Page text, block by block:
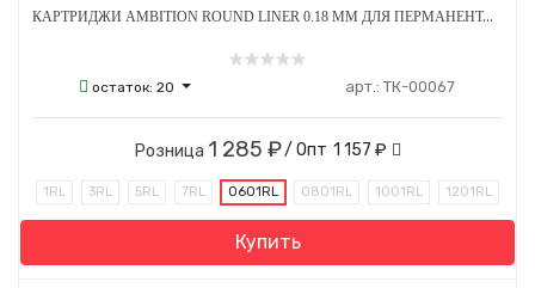
КАРТРИДЖИ AMBITION ROUND LINER 0.18 ММ ДЛЯ ПЕРМАНЕНТА 20ШТ
остаток:20 арт.: ТК-00067
Розница 1 285 ₽/ Опт 1 157 ₽
1RL 3RL 5RL 7RL 0601RL 0801RL 1001RL 1201RL
Купить